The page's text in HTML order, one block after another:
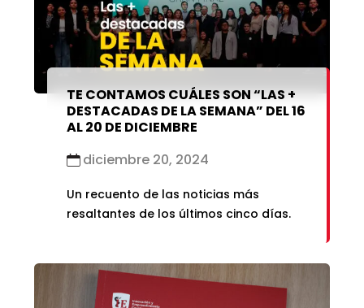
marzo 2021
febrero 2021
enero 2021
enero 2019
TE CONTAMOS CUÁLES SON “LAS +
DESTACADAS DE LA SEMANA” DEL 16
AL 20 DE DICIEMBRE
diciembre 20, 2024
Un recuento de las noticias más
resaltantes de los últimos cinco días.